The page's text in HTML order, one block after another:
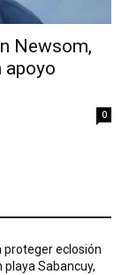
Newsom,
apoyo
0
proteger eclosión
Sabancuy,